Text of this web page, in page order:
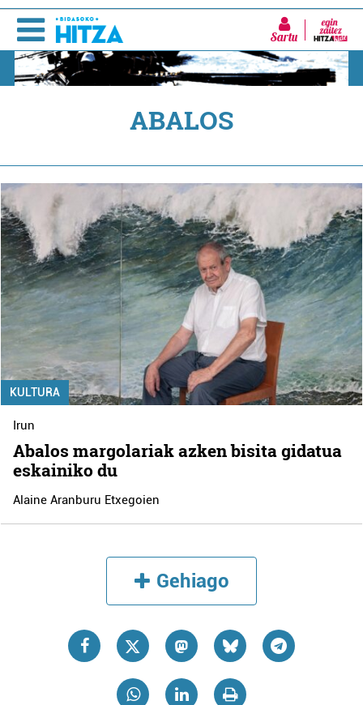
Sartu
ABALOS
KULTURA
Irun
Abalos margolariak azken bisita gidatua
eskainiko du
Alaine Aranburu Etxegoien
Gehiago